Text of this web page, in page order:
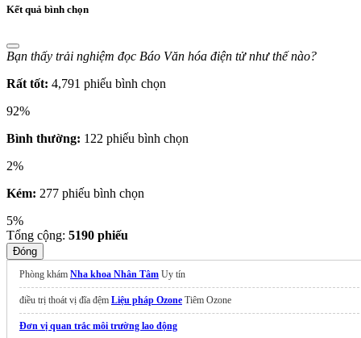
Kết quả bình chọn
Bạn thấy trải nghiệm đọc Báo Văn hóa điện tử như thế nào?
Rất tốt: 4,791 phiếu bình chọn
92%
Bình thường: 122 phiếu bình chọn
2%
Kém: 277 phiếu bình chọn
5%
Tổng cộng: 5190 phiếu
Đóng
Phòng khám Nha khoa Nhân Tâm Uy tín
điều trị thoát vị đĩa đệm Liệu pháp Ozone Tiêm Ozone
Đơn vị quan trắc môi trường lao động